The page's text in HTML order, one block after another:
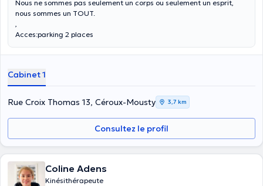
Nous ne sommes pas seulement un corps ou seulement un esprit,
nous sommes un TOUT.
,
Acces:parking 2 places
Cabinet 1
Rue Croix Thomas 13, Céroux-Mousty 3,7 km
Consultez le profil
Coline Adens
Kinésithérapeute